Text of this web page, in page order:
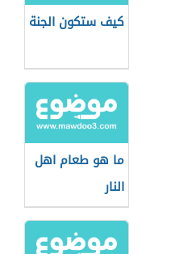
كيف ستكون الجنة
ما هو طعام اهل
النار